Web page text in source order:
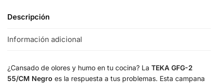
Descripción
Información adicional
¿Cansado de olores y humo en tu cocina? La TEKA GFG-2
55/CM Negro es la respuesta a tus problemas. Esta campana